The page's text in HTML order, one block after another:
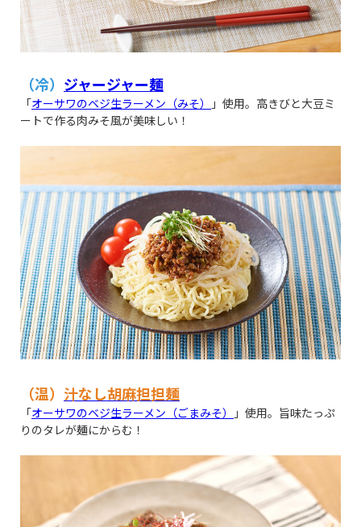
（冷） ジャージャー麺
「オーサワのベジ生ラーメン（みそ）
」使用。高きびと大豆ミ
ートで作る肉みそ風が美味しい！
（温） 汁なし胡麻担担麺
「オーサワのベジ生ラーメン（ごまみそ）
」使用。旨味たっぷ
りのタレが麺にからむ！